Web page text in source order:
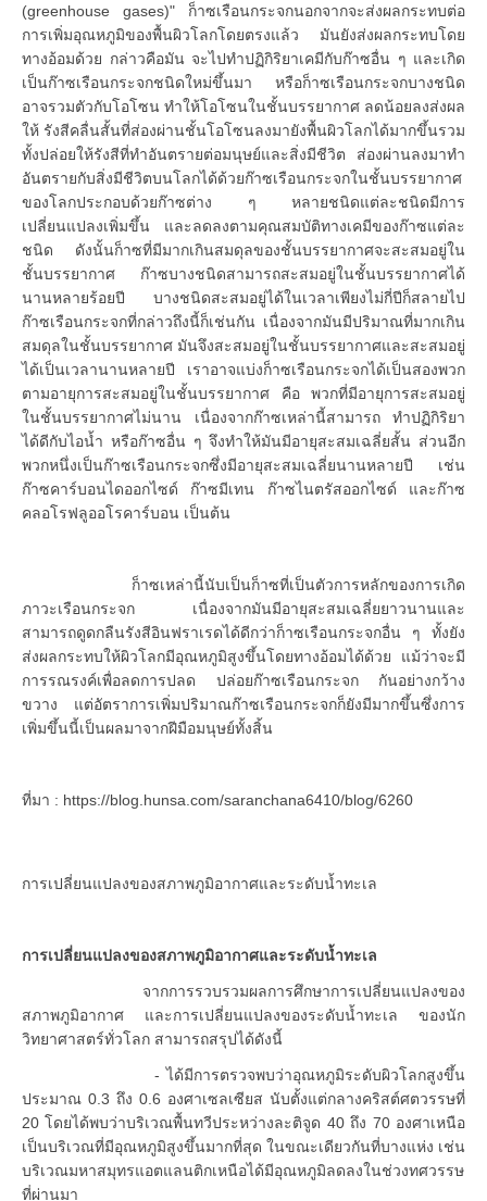
(greenhouse gases)" ก็าซเรือนกระจกนอกจากจะส่งผลกระทบต่อ
การเพิ่มอุณหภูมิของพื้นผิวโลกโดยตรงแล้ว มันยังส่งผลกระทบโดย
ทางอ้อมด้วย กล่าวคือมัน จะไปทำปฏิกิริยาเคมีกับก๊าซอื่น ๆ และเกิด
เป็นก๊าซเรือนกระจกชนิดใหม่ขึ้นมา หรือก็าซเรือนกระจกบางชนิด
อาจรวมตัวกับโอโซน ทำให้โอโซนในชั้นบรรยากาศ ลดน้อยลงส่งผล
ให้ รังสีคลื่นสั้นที่ส่องผ่านชั้นโอโซนลงมายังพื้นผิวโลกได้มากขึ้นรวม
ทั้งปล่อยให้รังสีที่ทำอันตรายต่อมนุษย์และสิ่งมีชีวิต ส่องผ่านลงมาทำ
อันตรายกับสิ่งมีชีวิตบนโลกได้ด้วยก๊าซเรือนกระจกในชั้นบรรยากาศ
ของโลกประกอบด้วยก๊าซต่าง ๆ หลายชนิดแต่ละชนิดมีการ
เปลี่ยนแปลงเพิ่มขึ้น และลดลงตามคุณสมบัติทางเคมีของก๊าซแต่ละ
ชนิด ดังนั้นก็าซที่มีมากเกินสมดุลของชั้นบรรยากาศจะสะสมอยู่ใน
ชั้นบรรยากาศ ก๊าซบางชนิดสามารถสะสมอยู่ในชั้นบรรยากาศได้
นานหลายร้อยปี บางชนิดสะสมอยู่ได้ในเวลาเพียงไม่กี่ปีก็สลายไป
ก๊าซเรือนกระจกที่กล่าวถึงนี้ก็เช่นกัน เนื่องจากมันมีปริมาณที่มากเกิน
สมดุลในชั้นบรรยากาศ มันจึงสะสมอยู่ในชั้นบรรยากาศและสะสมอยู่
ได้เป็นเวลานานหลายปี เราอาจแบ่งก็าซเรือนกระจกได้เป็นสองพวก
ตามอายุการสะสมอยู่ในชั้นบรรยากาศ คือ พวกที่มีอายุการสะสมอยู่
ในชั้นบรรยากาศไม่นาน เนื่องจากก๊าซเหล่านี้สามารถ ทำปฏิกิริยา
ได้ดีกับไอน้ำ หรือก๊าซอื่น ๆ จึงทำให้มันมีอายุสะสมเฉลี่ยสั้น ส่วนอีก
พวกหนึ่งเป็นก๊าซเรือนกระจกซึ่งมีอายุสะสมเฉลี่ยนานหลายปี เช่น
ก๊าซคาร์บอนไดออกไซด์ ก๊าซมีเทน ก๊าซไนตรัสออกไซด์ และก๊าซ
คลอโรฟลูออโรคาร์บอน เป็นต้น
ก็าซเหล่านี้นับเป็นก็าซที่เป็นตัวการหลักของการเกิด
ภาวะเรือนกระจก เนื่องจากมันมีอายุสะสมเฉลี่ยยาวนานและ
สามารถดูดกลืนรังสีอินฟราเรดได้ดีกว่าก็าซเรือนกระจกอื่น ๆ ทั้งยัง
ส่งผลกระทบให้ผิวโลกมีอุณหภูมิสูงขึ้นโดยทางอ้อมได้ด้วย แม้ว่าจะมี
การรณรงค์เพื่อลดการปลด ปล่อยก๊าซเรือนกระจก กันอย่างกว้าง
ขวาง แต่อัตราการเพิ่มปริมาณก๊าซเรือนกระจกก็ยังมีมากขึ้นซึ่งการ
เพิ่มขึ้นนี้เป็นผลมาจากฝีมือมนุษย์ทั้งสิ้น
ที่มา : https://blog.hunsa.com/saranchana6410/blog/6260
การเปลี่ยนแปลงของสภาพภูมิอากาศและระดับน้ำทะเล
การเปลี่ยนแปลงของสภาพภูมิอากาศและระดับน้ำทะเล
จากการรวบรวมผลการศึกษาการเปลี่ยนแปลงของ
สภาพภูมิอากาศ และการเปลี่ยนแปลงของระดับน้ำทะเล ของนัก
วิทยาศาสตร์ทั่วโลก สามารถสรุปได้ดังนี้
- ได้มีการตรวจพบว่าอุณหภูมิระดับผิวโลกสูงขึ้น
ประมาณ 0.3 ถึง 0.6 องศาเซลเซียส นับตั้งแต่กลางคริสต์ศตวรรษที่
20 โดยได้พบว่าบริเวณพื้นทวีประหว่างละติจูด 40 ถึง 70 องศาเหนือ
เป็นบริเวณที่มีอุณหภูมิสูงขึ้นมากที่สุด ในขณะเดียวกันที่บางแห่ง เช่น
บริเวณมหาสมุทรแอตแลนติกเหนือได้มีอุณหภูมิลดลงในช่วงทศวรรษ
ที่ผ่านมา